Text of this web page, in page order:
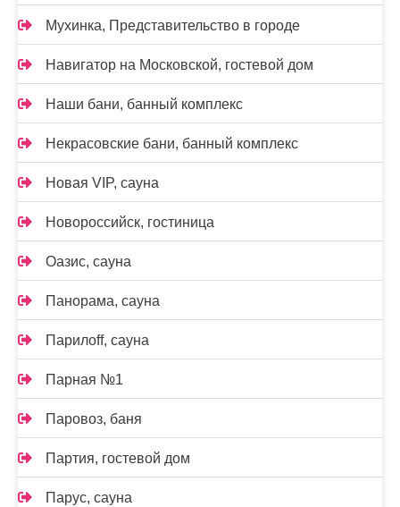
Мухинка, Представительство в городе
Навигатор на Московской, гостевой дом
Наши бани, банный комплекс
Некрасовские бани, банный комплекс
Новая VIP, сауна
Новороссийск, гостиница
Оазис, сауна
Панорама, сауна
Парилоff, сауна
Парная №1
Паровоз, баня
Партия, гостевой дом
Парус, сауна